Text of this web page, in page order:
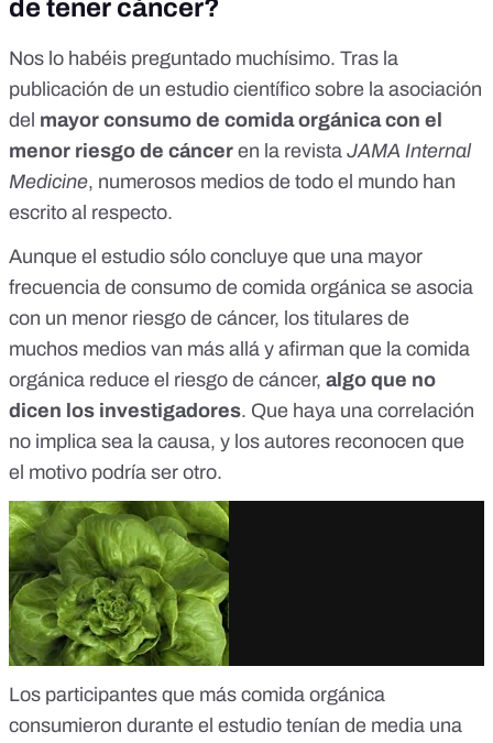
de tener cáncer?
Nos lo habéis preguntado muchísimo. Tras la
publicación de un estudio científico sobre la asociación
del mayor consumo de comida orgánica con el
menor riesgo de cáncer en la revista JAMA Internal
Medicine, numerosos medios de todo el mundo han
escrito al respecto.
Aunque el estudio sólo concluye que una mayor
frecuencia de consumo de comida orgánica se asocia
con un menor riesgo de cáncer, los titulares de
muchos medios van más allá y afirman que la comida
orgánica reduce el riesgo de cáncer, algo que no
dicen los investigadores. Que haya una correlación
no implica sea la causa, y los autores reconocen que
el motivo podría ser otro.
Los participantes que más comida orgánica
consumieron durante el estudio tenían de media una